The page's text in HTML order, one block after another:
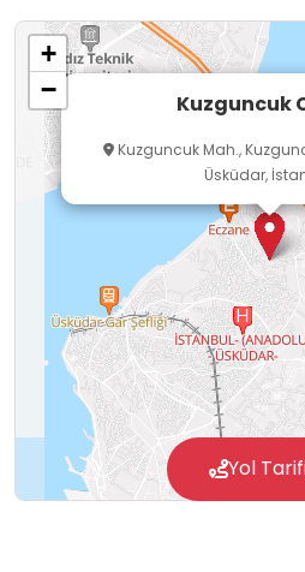
eğitimi ve toplumsal
yapmalarını
Kuzguncuk
Kuzguncuk Mah.,
Üsküdar,
+
−
Yol